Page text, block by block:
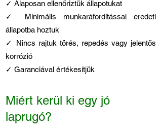
✓ Alaposan ellenőriztük állapotukat
✓ Minimális munkaráfordítással eredeti
állapotba hoztuk
✓ Nincs rajtuk törés, repedés vagy jelentős
korrózió
✓ Garanciával értékesítjük
Miért kerül ki egy jó
laprugó?